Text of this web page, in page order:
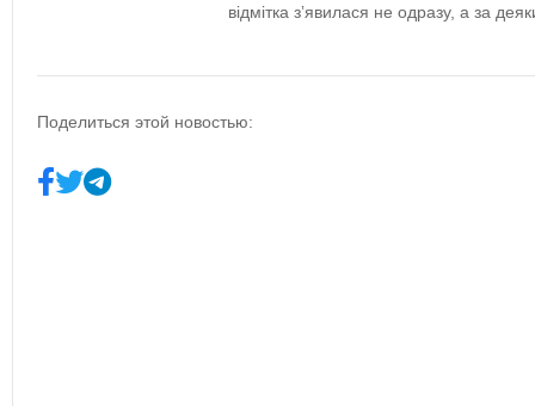
відмітка зʼявилася не одразу, а за
Поделиться этой новостью: